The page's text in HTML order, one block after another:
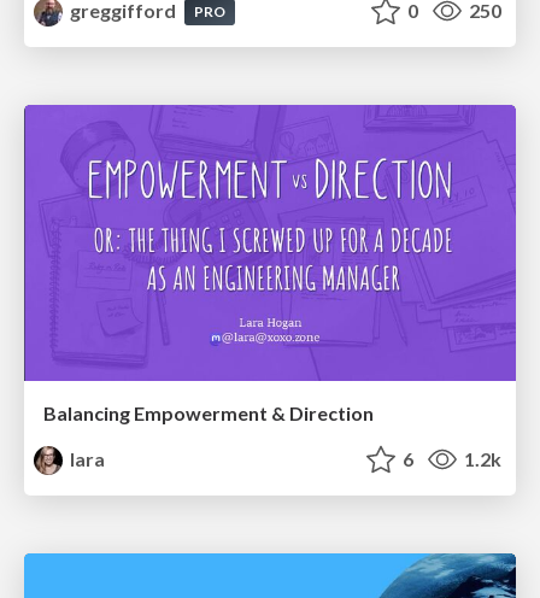
greggifford PRO 0 250
Balancing Empowerment & Direction
lara
6 1.2k